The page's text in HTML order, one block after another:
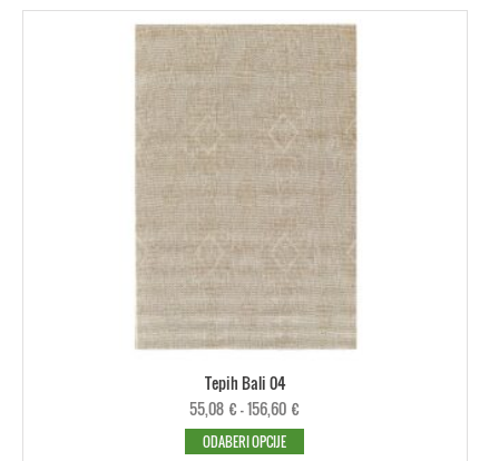
Tepih Bali 04
55,08 €–156,60 €
ODABERI OPCIJE